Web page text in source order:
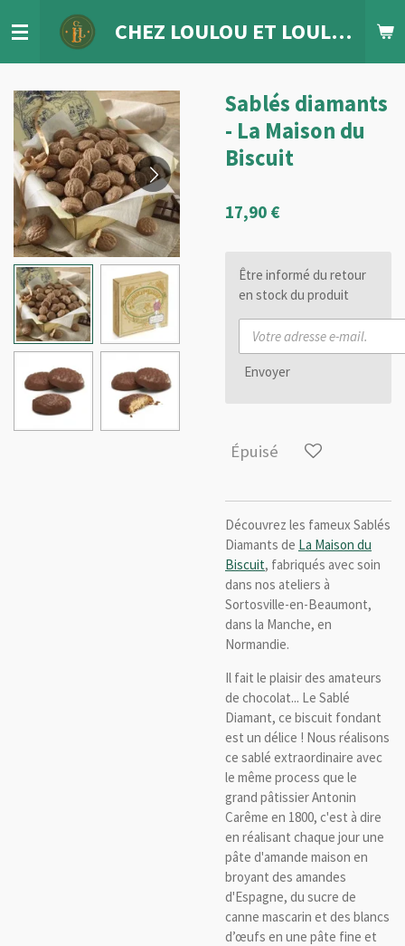
au
CHEZ LOULOU ET LOULETTE
Sablés diamants
- La Maison du
Biscuit
17,90 €
Être informé du retour
en stock du produit
Envoyer
Épuisé
Découvrez les fameux Sablés
Diamants de La Maison du
Biscuit, fabriqués avec soin
dans nos ateliers à
Sortosville-en-Beaumont,
dans la Manche, en
Normandie.
Il fait le plaisir des amateurs
de chocolat... Le Sablé
Diamant, ce biscuit fondant
est un délice ! Nous réalisons
ce sablé extraordinaire avec
le même process que le
grand pâtissier Antonin
Carême en 1800, c'est à dire
en réalisant chaque jour une
pâte d'amande maison en
broyant des amandes
d'Espagne, du sucre de
canne mascarin et des blancs
d’œufs en une pâte fine et